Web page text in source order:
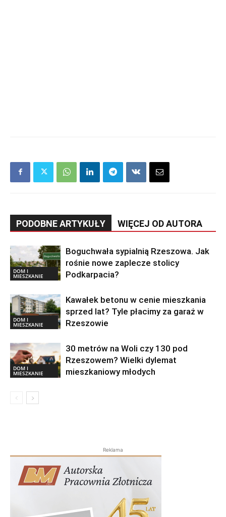
PODOBNE ARTYKUŁY WIĘCEJ OD AUTORA
DOM I
MIESZKANIE
Boguchwała sypialnią Rzeszowa. Jak
rośnie nowe zaplecze stolicy
Podkarpacia?
DOM I
MIESZKANIE
Kawałek betonu w cenie mieszkania
sprzed lat? Tyle płacimy za garaż w
Rzeszowie
DOM I
MIESZKANIE
30 metrów na Woli czy 130 pod
Rzeszowem? Wielki dylemat
mieszkaniowy młodych
Reklama